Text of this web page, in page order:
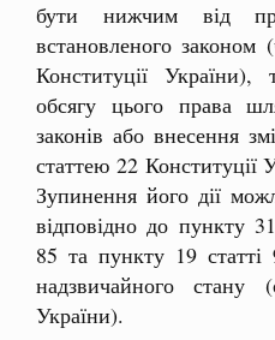
бути нижчим від
встановленого законом
Конституції
обсягу цього права
законів або внесення
статтею 22 Конституції
Зупинення його дії
відповідно до пункту
85 та пункту 19 статті
надзвичайного стану
України).